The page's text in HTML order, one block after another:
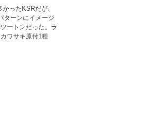
ったKSRだが、
ターンにイメージ
ートンだった。ラ
ワサキ原付1種